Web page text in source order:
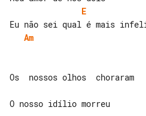
E
Am
O nosso idílio morreu